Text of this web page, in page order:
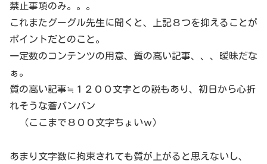
禁止事項のみ。。。
これまたグーグル先生に聞くと、上記８つを抑えることが
ポイントだとのこと。
一定数のコンテンツの用意、質の高い記事、、、曖昧だな
ぁ。
質の高い記事≒１２００文字との説もあり、初日から心折
れそうな蒼バンバン
（ここまで８００文字ちょいｗ）
あまり文字数に拘束されても質が上がると思えないし、